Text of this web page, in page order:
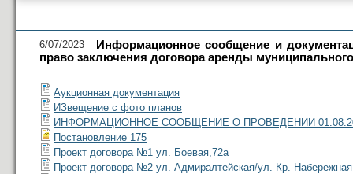
6/07/2023
Информационное сообщение и
право заключения договора аренды
Аукционная документация
ИЗвещение с фото планов
ИНФОРМАЦИОННОЕ СООБЩЕНИЕ О ПРОВЕДЕНИИ
Постановление 175
Проект договора №1 ул. Боевая,72а
Проект договора №2 ул. Адмиралтейская/ул. Кр. Набережная